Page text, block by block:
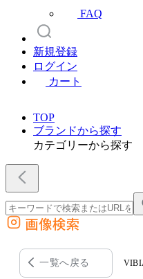
FAQ
新規登録
ログイン
カート
TOP
ブランドから探す
カテゴリーから探す
外部サイトの商品をカートに追加
他のサイトで見つけた商品ページのURLを
画像検索
一覧へ戻る